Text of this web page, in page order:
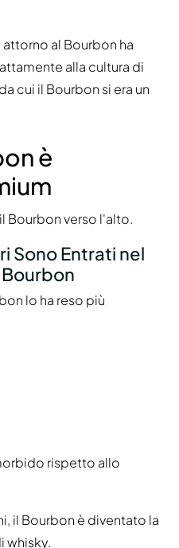
al Bourbon ha
alla cultura di
cui il Bourbon si era un
è
Bourbon verso l'alto.
Sono Entrati nel
lo ha reso più
rispetto allo
il Bourbon è diventato la
whisky.